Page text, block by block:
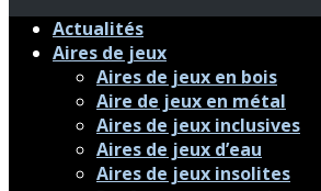
Actualités
Aires de jeux
Aires de jeux en bois
Aire de jeux en métal
Aires de jeux inclusives
Aires de jeux d’eau
Aires de jeux insolites